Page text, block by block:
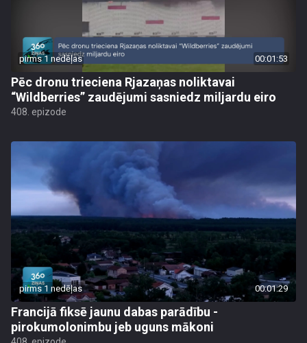
pirms 1 nedēļas 00:01:53
Pēc dronu trieciena Rjazaņas noliktavai
“Wildberries” zaudējumi sasniedz miljardu eiro
408. epizode
pirms 1 nedēļas 00:01:29
Francijā fiksē jaunu dabas parādību -
pirokumolonimbu jeb uguns mākoni